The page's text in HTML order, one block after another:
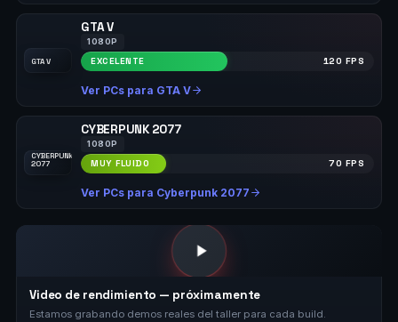
GTA V
GTA V
1080P
EXCELENTE 120 FPS
Ver PCs para GTA V
CYBERPUNK
2077
CYBERPUNK 2077
1080P
MUY FLUIDO 70 FPS
Ver PCs para Cyberpunk 2077
Video de rendimiento — próximamente
Estamos grabando demos reales del taller para cada build.